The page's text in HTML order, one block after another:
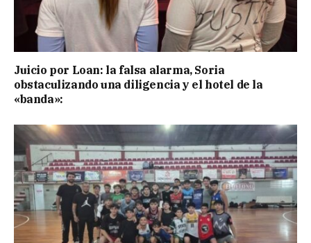
Juicio por Loan: la falsa alarma, Soria
obstaculizando una diligencia y el hotel de la
«banda»: